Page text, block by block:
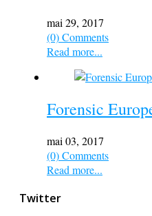
mai 29, 2017
(0) Comments
Read more...
Forensic
mai 03, 2017
(0) Comments
Read more...
Twitter